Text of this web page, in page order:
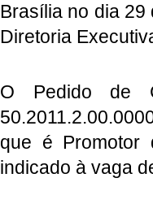
Brasília no dia 29
Diretoria
O Pedido de
que é Promotor
indicado à vaga